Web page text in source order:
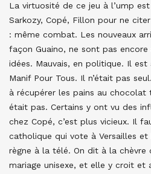
La virtuosité de ce jeu à l’ump est
Sarkozy, Copé, Fillon pour ne
: même combat. Les nouveaux
façon Guaino, ne sont pas
idées. Mauvais, en politique. Il
Manif Pour Tous. Il n’était pas
à récupérer les pains au chocolat
était pas. Certains y ont vu des
chez Copé, c’est plus vicieux. Il
catholique qui vote à Versailles et
règne à la télé. On dit à la chèvre
mariage unisexe, et elle y croit et